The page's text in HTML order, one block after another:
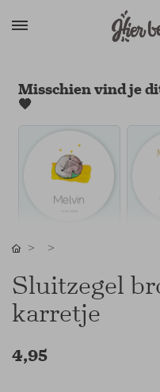
Misschien vind je
🧡
Sluitzegel
karretje
4,95